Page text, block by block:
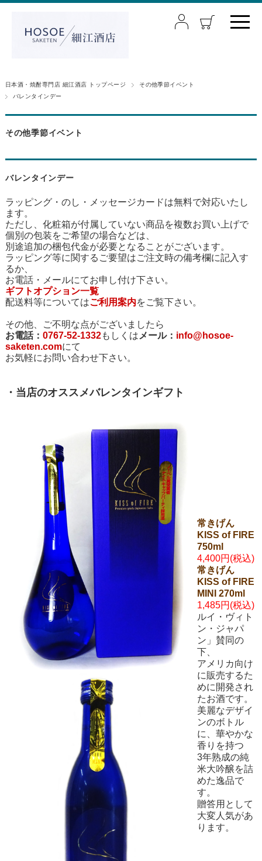
日本酒・焼酎専門店 細江酒店 トップページ
その他季節イベント
バレンタインデー
その他季節イベント
バレンタインデー
ラッピング・のし・メッセージカードは無料で対応いたし
ます。
ただし、化粧箱が付属していない商品を複数お買い上げで
個別の包装をご希望の場合などは、
別途追加の梱包代金が必要となることがございます。
ラッピング等に関するご要望はご注文時の備考欄に記入す
るか、
お電話・メールにてお申し付け下さい。
ギフトオプション一覧
配送料等についてはご利用案内をご覧下さい。
その他、ご不明な点がございましたら
お電話： 0767-52-1332もしくは メール： info@hosoe-
saketen.comにて
お気軽にお問い合わせ下さい。
・当店のオススメバレンタインギフト
常きげん
KISS of FIRE
750ml
4,400円(税込)
常きげん
KISS of FIRE
MINI 270ml
1,485円(税込)
ルイ・ヴィト
ン・ジャパ
ン」賛同の
下、
アメリカ向け
に販売するた
めに開発され
たお酒です。
美麗なデザイ
ンのボトル
に、華やかな
香りを持つ
3年熟成の純
米大吟醸を詰
めた逸品で
す。
贈答用として
大変人気があ
ります。